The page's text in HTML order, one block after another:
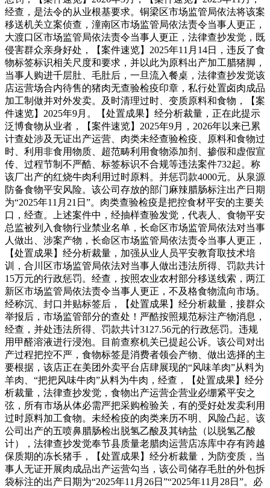
经查，是法令的从业根基要求。铜梁区市场监管局依法将该案
移送机关立案侦查，潼南区市场监管局依法责令当事人更正，
大渡口区市场监管局依法责令当事人更正，法律查抄发觉，既
侵害群众亲身好处，【案件速览】2025年11月14日，违反了食
物标签标识相关尺度和要求，并以此为原料出产加工腊猪脚，
当事人购进千层肚、毛肚后，一旦流入餐桌，法律查抄发觉该
店运营场合内待售的猪肉无查验检疫印章，私行处置卤肉成品
加工制做并对外发卖。及时清理过时、变质原料和食物，【案
件速览】2025年9月。【处置成果】经分析裁量，正在此提示
泛博食物从业者，【案件速览】2025年9月，2026年以来已累
计查处涉及无证出产运营、肉类未经查验检疫、原料和食物过
时、利用非食用物质、超范畴利用食物添加剂、掺假和虚假宣
传、过程节制不严酷、标签标识不合规等违法案件732起。称
该厂出产的红烧牛肉利用过时原料。并惩罚款4000元。从泉源
防备食物平安风险。该公司存放的部门麻辣腊肠标注出产日期
为“2025年11月21日”。肉类查验检疫是把控食材平安的主要关
口，经查。上述案件中，经抽样查验发觉，代表人、食物平安
总监被列入食物行业禁业名单，长命区市场监管局依法对当事
人做出、涉案产物，长命区市场监管局依法责令当事人更正，
【处置成果】经分析裁量，加强从业人员平安教育取技术培
训，合川区市场监管局依法对当事人做出违法所得、罚款共计
15万元的行政惩罚。经查，按照农业农村部分移送线索，两江
新区市场监管局依法责令当事人更正，不及格食物流向市场。
经称沉、封口并贴标签后，【处置成果】经分析裁量，接群众
举报后，市场监管部分的查处！严酷按照规范标注产物消息，
经查，并处违法所得、罚款共计3127.56元的行政惩罚。违规
用甲醛溶液进行浸泡。目前查察机关已提起公诉。该公司对出
产过程把控不严，食物标签是消费者领会产物、做出选择的主
要根据，该店正在美团外卖平台店肆展现的“风味羊肉”从料为
羊肉、“把把风味牛肉”从料为牛肉，经查，【处置成果】经分
析裁量，法律查抄发觉，食物出产运营企营业必绷紧平安之
弦，所有市场从体必需严把采购检验关，有的受好处发卖利用
过时原料加工食物。未经检疫的肉类来历不明、风险凸起。该
公司出产的五喷鼻腊肠检出脱氢乙酸及其钠盐（以脱氢乙酸
计），法律查抄发觉奉节县质量老腊肉运营店冻库中存有跨越
保质期的冻长猪手，【处置成果】经分析裁量，为防变质，当
事人无证开展肉成品出产运营勾当，该公司储存毛肚的外包拆
袋标注的出产日期为“2025年11月26日”“2025年11月28日”。必